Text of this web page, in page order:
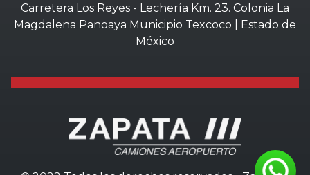
Carretera Los Reyes - Lechería Km. 23. Colonia La
Magdalena Panoaya Municipio Texcoco | Estado de
México